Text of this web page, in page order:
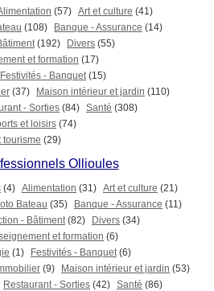
(57) Art et culture (41)
(108) Banque - Assurance (14)
(192) Divers (55)
et formation (17)
Festivités - Banquet (15)
(37) Maison intérieur et jardin (110)
- Sorties (84) Santé (308)
et loisirs (74)
tourisme (29)
Ollioules
(4) Alimentation (31) Art et culture (21)
Bateau (35) Banque - Assurance (11)
- Bâtiment (82) Divers (34)
et formation (6)
(1) Festivités - Banquet (6)
(9) Maison intérieur et jardin (53)
Restaurant - Sorties (42) Santé (86)